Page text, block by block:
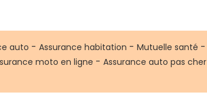
auto - Assurance habitation - Mutuelle santé -
moto en ligne - Assurance auto pas cher